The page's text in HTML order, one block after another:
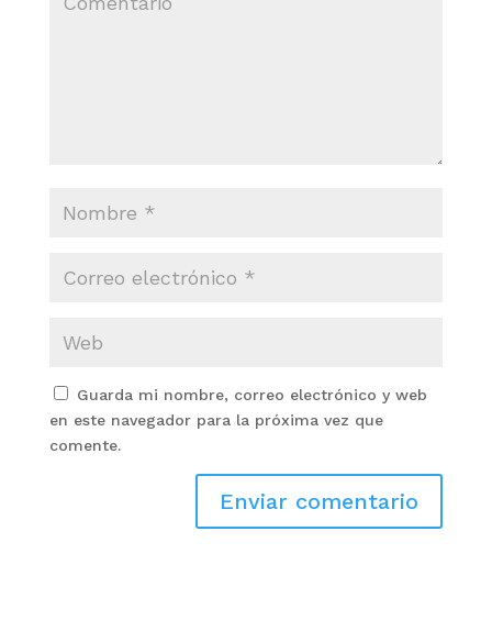
Guarda mi nombre, correo electrónico y web
en este navegador para la próxima vez que
comente.